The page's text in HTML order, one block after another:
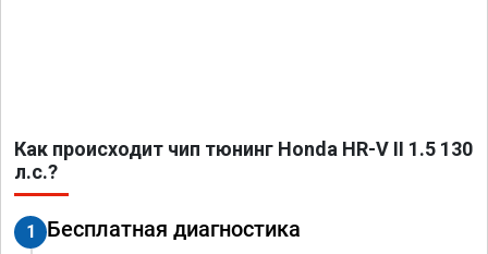
Как происходит чип тюнинг Honda HR-V II 1.5 130
л.с.?
1 Бесплатная диагностика